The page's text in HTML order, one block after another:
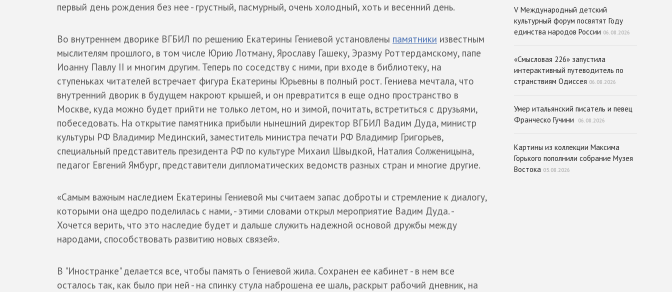
первый день рождения без нее - грустный, пасмурный, очень холодный, хоть и весенний день.
Во внутреннем дворике ВГБИЛ по решению Екатерины Гениевой установлены памятники известным
мыслителям прошлого, в том числе Юрию Лотману, Ярославу Гашеку, Эразму Роттердамскому, папе
Иоанну Павлу II и многим другим. Теперь по соседству с ними, при входе в библиотеку, на
ступеньках читателей встречает фигура Екатерины Юрьевны в полный рост. Гениева мечтала, что
внутренний дворик в будущем накроют крышей, и он превратится в еще одно пространство в
Москве, куда можно будет прийти не только летом, но и зимой, почитать, встретиться с друзьями,
побеседовать. На открытие памятника прибыли нынешний директор ВГБИЛ Вадим Дуда, министр
культуры РФ Владимир Мединский, заместитель министра печати РФ Владимир Григорьев,
специальный представитель президента РФ по культуре Михаил Швыдкой, Наталия Солженицына,
педагог Евгений Ямбург, представители дипломатических ведомств разных стран и многие другие.
«Самым важным наследием Екатерины Гениевой мы считаем запас доброты и стремление к диалогу,
которыми она щедро поделилась с нами, - этими словами открыл мероприятие Вадим Дуда. -
Хочется верить, что это наследие будет и дальше служить надежной основой дружбы между
народами, способствовать развитию новых связей».
В "Иностранке" делается все, чтобы память о Гениевой жила. Сохранен ее кабинет - в нем все
осталось так, как было при ней - на спинку стула наброшена ее шаль, раскрыт рабочий дневник, на
V Международный детский
культурный форум посвятят Году
единства народов России 06.08.2026
«Смысловая 226» запустила
интерактивный путеводитель по
странствиям Одиссея 06.08.2026
Умер итальянский писатель и певец
Франческо Гучини
06.08.2026
Картины из коллекции Максима
Горького пополнили собрание Музея
Востока 05.08.2026